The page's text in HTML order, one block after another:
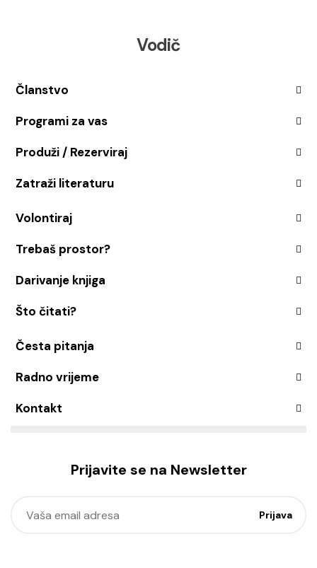
Vodič
Članstvo
Programi za vas
Produži / Rezerviraj
Zatraži literaturu
Volontiraj
Trebaš prostor?
Darivanje knjiga
Što čitati?
Česta pitanja
Radno vrijeme
Kontakt
Prijavite se na Newsletter